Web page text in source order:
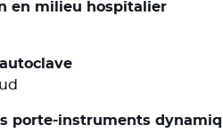
en milieu hospitalier
porte-instruments